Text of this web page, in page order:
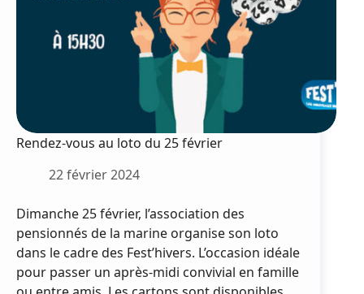
Rendez-vous au loto du 25 février
22 février 2024
Dimanche 25 février, l’association des
pensionnés de la marine organise son loto
dans le cadre des Fest’hivers. L’occasion idéale
pour passer un après-midi convivial en famille